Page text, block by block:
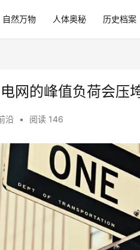
自然万物 人体奥秘 历史档案
网的峰值负荷会压
沿 • 阅读 146